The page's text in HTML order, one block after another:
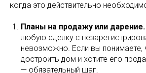
когда это действительно
Планы на продажу или дарение.
любую сделку с
невозможно. Если вы понимаете,
достроить дом и хотите его
— обязательный шаг.